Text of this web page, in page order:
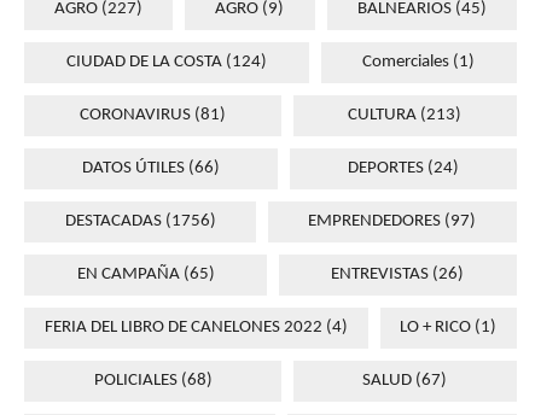
AGRO (227) AGRO (9) BALNEARIOS(45)
CIUDAD DE LA COSTA(124) Comerciales (1)
CORONAVIRUS(81) CULTURA (213)
DATOS ÚTILES (66) DEPORTES(24)
DESTACADAS(1756) EMPRENDEDORES (97)
EN CAMPAÑA(65) ENTREVISTAS (26)
FERIA DEL LIBRO DE CANELONES 2022 (4) LO + RICO (1)
POLICIALES(68) SALUD (67)